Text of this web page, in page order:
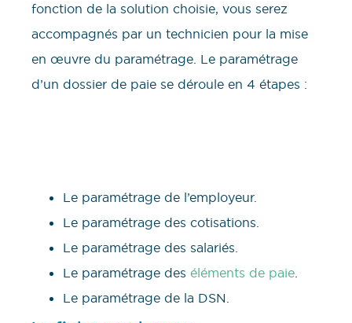
fonction de la solution choisie, vous serez
accompagnés par un technicien pour la mise
en œuvre du paramétrage. Le paramétrage
d’un dossier de paie se déroule en 4 étapes :
Le paramétrage de l’employeur.
Le paramétrage des cotisations.
Le paramétrage des salariés.
Le paramétrage des éléments de paie.
Le paramétrage de la DSN.